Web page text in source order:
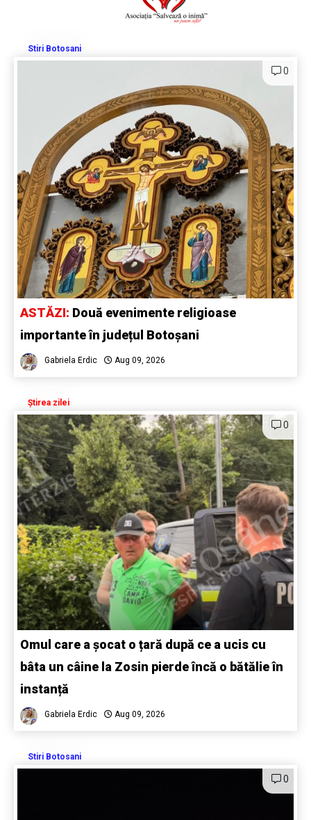
Stiri Botosani
0
ASTĂZI: Două evenimente religioase
importante în județul Botoșani
Gabriela Erdic Aug 09, 2026
Știrea zilei
0
Omul care a șocat o țară după ce a ucis cu
bâta un câine la Zosin pierde încă o bătălie în
instanță
Gabriela Erdic Aug 09, 2026
Stiri Botosani
0